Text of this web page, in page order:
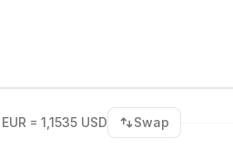
EUR = 1,1535 USD Swap